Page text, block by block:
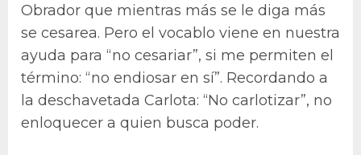
Obrador que mientras más se le diga más
se cesarea. Pero el vocablo viene en nuestra
ayuda para “no cesariar”, si me permiten el
término: “no endiosar en sí”. Recordando a
la deschavetada Carlota: “No carlotizar”, no
enloquecer a quien busca poder.